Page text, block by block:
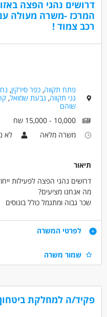
מסעדנות ובתי קפה - קונדיטור/
דרושים נהגי הפצה
המרכז -משרה מעולה
רכב צמוד !
פתח תקווה,כפר סירקין,
גני תקווה, גבעת שמואל,
שוהם
10,000 - 15,000 שח
משרה מלאה
לא
תיאור
דרושים נהגי הפצה לפעילות
מה אנחנו מציעים?
שכר גבוה ומתגמל כולל בונוסים
שישי לסירוגין.
הזדמנות להצטרף לחברה גדולה
דרישות
נסיון קודם בהפצה ושליחויות -
דרושים בתחום
לפרטי המשרה
שמור משרה
פקיד/ה למחלקת ביטחון